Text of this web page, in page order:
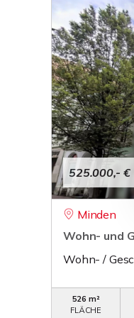
525.000,- €
Minden
Wohn- und
Wohn- /
526 m²
FLÄCHE